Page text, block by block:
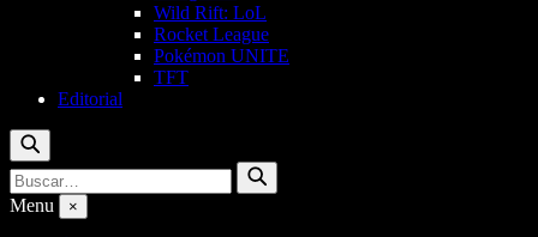
Wild Rift: LoL
Rocket League
Pokémon UNITE
TFT
Editorial
Buscar
Buscar
por:
Buscar
Menu ×